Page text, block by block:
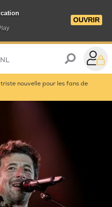
OUVRIR
NL
triste nouvelle pour les fans de